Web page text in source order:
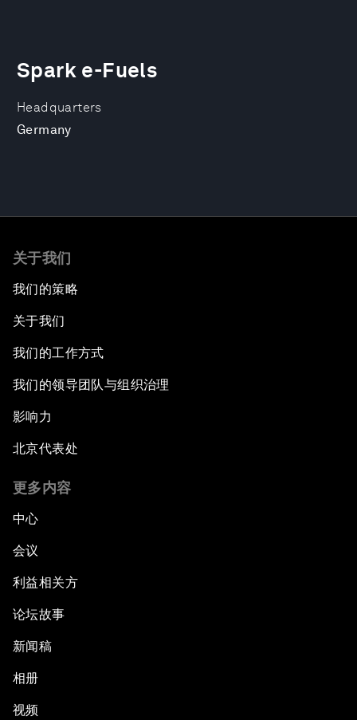
Headquarters
Germany
Spark e-Fuels
关于我们
我们的策略
关于我们
我们的工作方式
我们的领导团队与组织治理
影响力
北京代表处
更多内容
中心
会议
利益相关方
论坛故事
新闻稿
相册
视频